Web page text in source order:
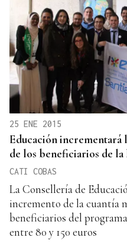
25 ENE 2015
Educación incrementará
de los beneficiarios de la
CATI COBAS
La Consellería de
incremento de la cuantía
beneficiarios del
entre 80 y 150 euros